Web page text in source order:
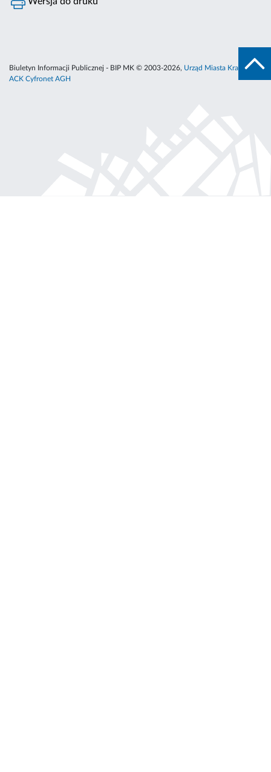
Biuletyn Informacji Publicznej - BIP MK © 2003-2026, Urząd Miasta Krakowa
ACK Cyfronet AGH